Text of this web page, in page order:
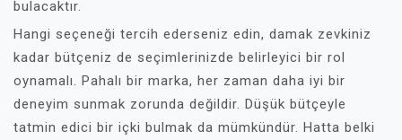
bulacaktır.
Hangi seçeneği tercih ederseniz edin, damak zevkiniz
kadar bütçeniz de seçimlerinizde belirleyici bir rol
oynamalı. Pahalı bir marka, her zaman daha iyi bir
deneyim sunmak zorunda değildir. Düşük bütçeyle
tatmin edici bir içki bulmak da mümkündür. Hatta belki